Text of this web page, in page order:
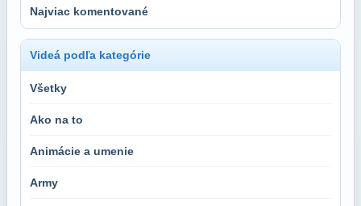
Najviac komentované
Videá podľa kategórie
Všetky
Ako na to
Animácie a umenie
Army